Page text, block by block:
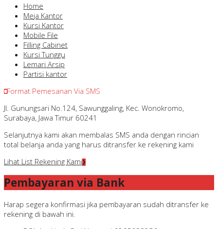
Home
Meja Kantor
Kursi Kantor
Mobile File
Filling Cabinet
Kursi Tunggu
Lemari Arsip
Partisi kantor
Format Pemesanan Via SMS
Jl. Gunungsari No.124, Sawunggaling, Kec. Wonokromo,
Surabaya, Jawa Timur 60241
Selanjutnya kami akan membalas SMS anda dengan rincian
total belanja anda yang harus ditransfer ke rekening kami
Lihat List Rekening Kami
Pembayaran via Bank
Harap segera konfirmasi jika pembayaran sudah ditransfer ke
rekening di bawah ini.